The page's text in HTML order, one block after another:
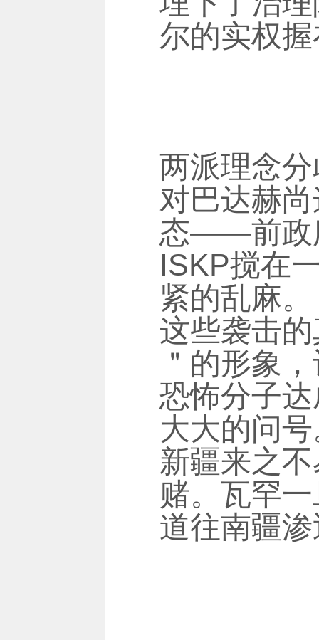
尔的实权
两派理念
对巴达赫
态——前政
ISKP搅在
紧的乱麻。
这些袭击
＂的形象
恐怖分子
大大的问
新疆来之
赌。瓦罕
道往南疆